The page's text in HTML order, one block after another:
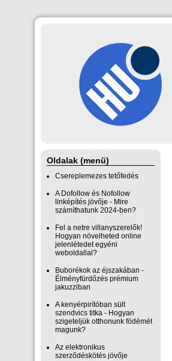
Oldalak (menü)
Csereplemezes tetőfedés
A Dofollow és Nofollow
linképítés jövője - Mire
számíthatunk 2024-ben?
Fel a netre villanyszerelők!
Hogyan növelheted online
jelenlétedet egyéni
weboldallal?
Buborékok az éjszakában -
Élményfürdőzés prémium
jakuzziban
A kenyérpirítóban sült
szendvics titka - Hogyan
szigeteljük otthonunk födémét
magunk?
Az elektronikus
szerződéskötés jövője